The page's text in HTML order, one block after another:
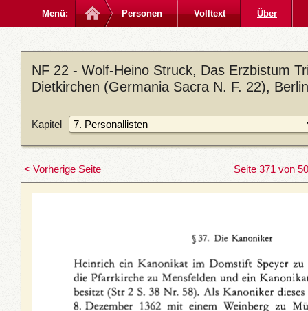
Menü: Personen Volltext Über
NF 22 - Wolf-Heino Struck, Das Erzbistum
Dietkirchen (Germania Sacra N. F. 22),
Kapitel
< Vorherige Seite Seite 371 von